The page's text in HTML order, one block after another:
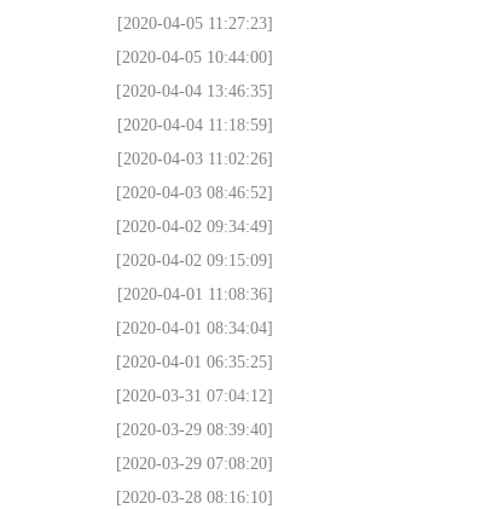
[2020-04-05 11:27:23]
[2020-04-05 10:44:00]
[2020-04-04 13:46:35]
[2020-04-04 11:18:59]
[2020-04-03 11:02:26]
[2020-04-03 08:46:52]
[2020-04-02 09:34:49]
[2020-04-02 09:15:09]
[2020-04-01 11:08:36]
[2020-04-01 08:34:04]
[2020-04-01 06:35:25]
[2020-03-31 07:04:12]
[2020-03-29 08:39:40]
[2020-03-29 07:08:20]
[2020-03-28 08:16:10]